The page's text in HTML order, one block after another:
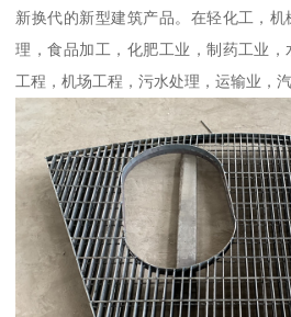
新换代的新型建筑产品。在轻化工，
理，食品加工，化肥工业，制药工业，
工程，机场工程，污水处理，运输业，汽